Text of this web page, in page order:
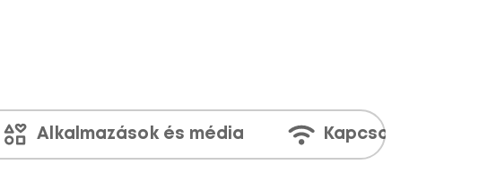
Alkalmazások és média Kapcsolatok